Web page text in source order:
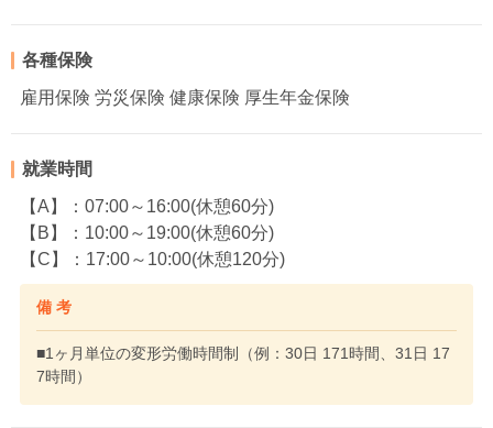
各種保険
雇用保険 労災保険 健康保険 厚生年金保険
就業時間
【A】：07:00～16:00(休憩60分)
【B】：10:00～19:00(休憩60分)
【C】：17:00～10:00(休憩120分)
備 考
■1ヶ月単位の変形労働時間制（例：30日 171時間、31日 17
7時間）